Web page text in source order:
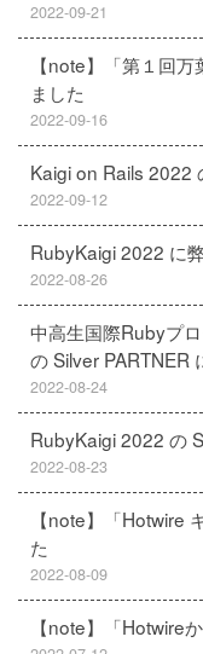
2022-09-21
【note】「第１回
ました
2022-09-16
Kaigi on Rails 2022
2022-09-12
RubyKaigi 2022 に
2022-08-26
中高生国際Rubyプ
の Silver PARTNER
2022-08-24
RubyKaigi 2022 の
2022-08-23
【note】「Hotwire
た
2022-08-09
【note】「Hotwire